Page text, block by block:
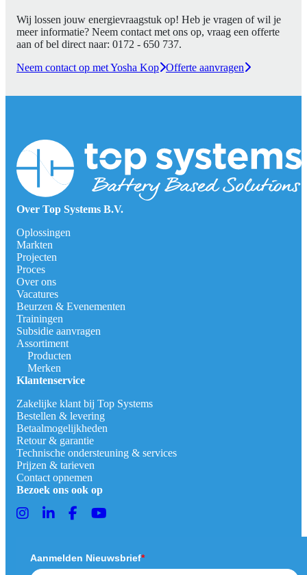
Wij lossen jouw energievraagstuk op! Heb je vragen of wil je
meer informatie? Neem contact met ons op, vraag een offerte
aan of bel direct naar: 0172 - 650 737.
Neem contact op met Yosha Kop Offerte aanvragen
Over Top Systems B.V.
Oplossingen
Markten
Projecten
Proces
Over ons
Vacatures
Beurzen & Evenementen
Trainingen
Subsidie aanvragen
Assortiment
Producten
Merken
Klantenservice
Zakelijke klant bij Top Systems
Bestellen & levering
Betaalmogelijkheden
Retour & garantie
Technische ondersteuning & services
Prijzen & tarieven
Contact opnemen
Bezoek ons ook op
Aanmelden Nieuwsbrief*